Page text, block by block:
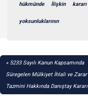
hükmünde İlişkin kararı
yoksunluklarının
YAZI
GEZINMESI
5233 Sayılı Kanun Kapsamında
Süregelen Mülkiyet İhlali ve Zarar
Tazmini Hakkında Danıştay Kararı